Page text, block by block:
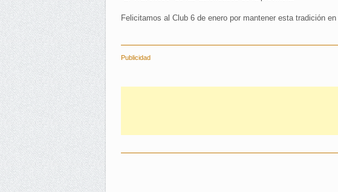
Felicitamos al Club 6 de enero por mantener esta tradición
Publicidad